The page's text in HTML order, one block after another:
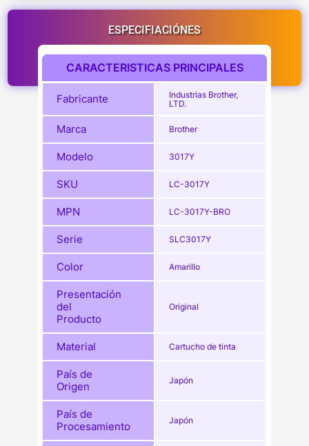
ESPECIFIACIÓNES
CARACTERISTICAS PRINCIPALES
Fabricante
Industrias Brother,
LTD.
Marca Brother
Modelo 3017Y
SKU LC-3017Y
MPN LC-3017Y-BRO
Serie SLC3017Y
Color Amarillo
Presentación
del
Producto
Original
Material Cartucho de tinta
País de
Origen
Japón
País de
Procesamiento
Japón